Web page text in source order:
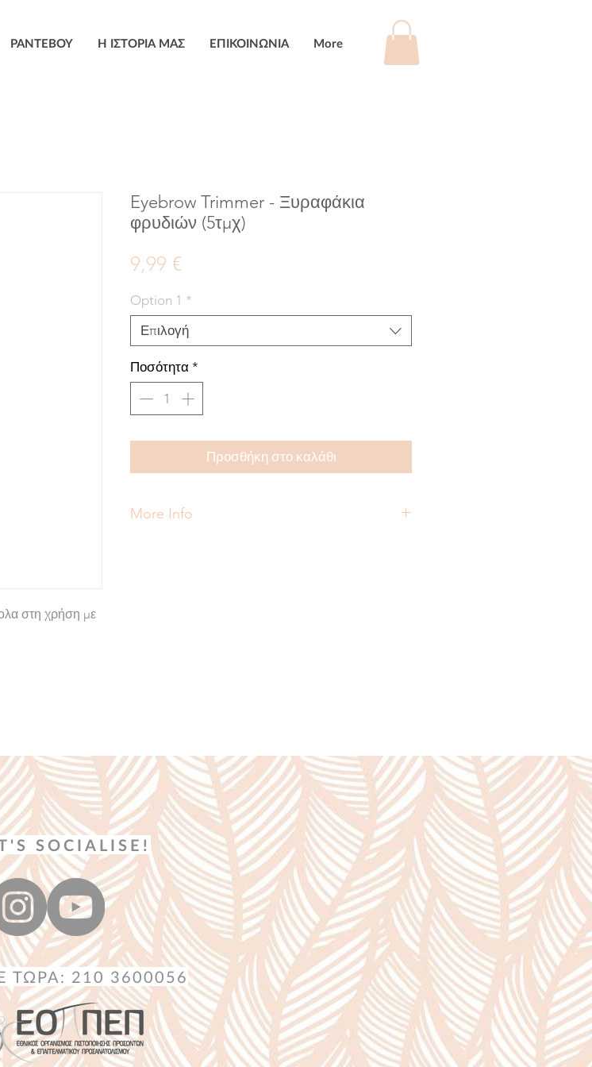
ΡΑΝΤΕΒΟΥ Η ΙΣΤΟΡΙΑ ΜΑΣ ΕΠΙΚΟΙΝΩΝΙΑ More
στη χρήση με
Eyebrow Trimmer - Ξυραφάκια
φρυδιών (5τμχ)
9,99 €
Option 1 *
Επιλογή
Ποσότητα *
Προσθήκη στο καλάθι
More Info
SOCIALISE!
ΤΩΡΑ: 210 3600056